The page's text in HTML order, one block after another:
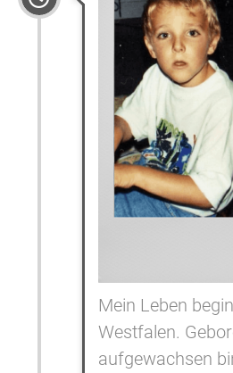
Mein Leben
Westfalen.
aufgewachsen